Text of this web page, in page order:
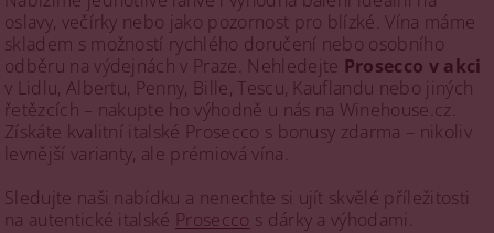
oslavy, večírky nebo jako pozornost pro blízké. Vína máme
skladem s možností rychlého doručení nebo osobního
odběru na výdejnách v Praze. Nehledejte Prosecco v akci
v Lidlu, Albertu, Penny, Bille, Tescu, Kauflandu nebo jiných
řetězcích – nakupte ho výhodně u nás na Winehouse.cz.
Získáte kvalitní italské Prosecco s bonusy zdarma – nikoliv
levnější varianty, ale prémiová vína.
Sledujte naši nabídku a nenechte si ujít skvělé příležitosti
na autentické italské Prosecco s dárky a výhodami.